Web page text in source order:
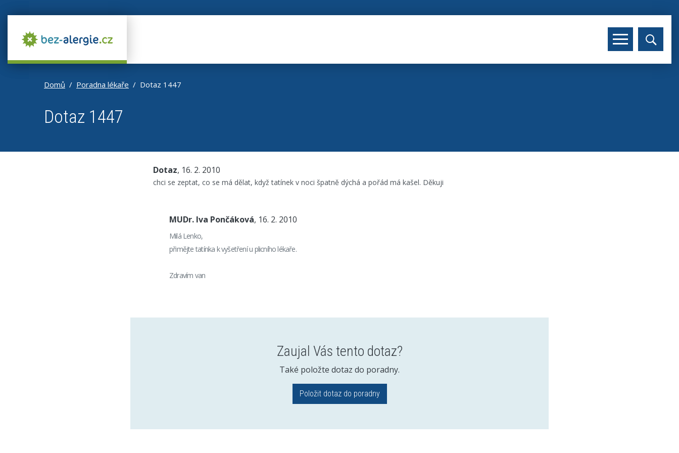
Domů Poradna lékaře Dotaz 1447
Dotaz 1447
Dotaz, 16. 2. 2010
chci se zeptat, co se má dělat, když tatínek v noci špatně dýchá a pořád má kašel. Děkuji
MUDr. Iva Pončáková, 16. 2. 2010
Milá Lenko,
přimějte tatínka k vyšetření u plicního lékaře.
Zdravím van
Zaujal Vás tento dotaz?
Také položte dotaz do poradny.
Položit dotaz do poradny